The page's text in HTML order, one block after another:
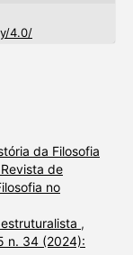
4.0/
da Filosofia
de
no
,
n. 34 (2024):